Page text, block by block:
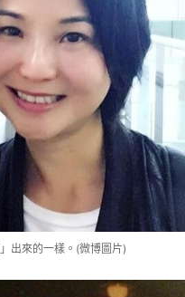
出來的一樣。(微博圖片)